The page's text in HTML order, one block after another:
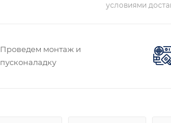
условиями
Проведем монтаж и
пусконаладку